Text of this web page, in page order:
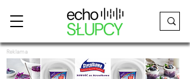
Reklama